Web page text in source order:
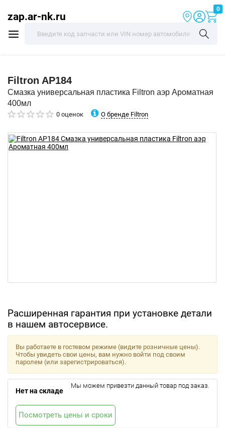
zap.ar-nk.ru
0
Filtron AP184
Смазка универсальная пластика Filtron аэр Ароматная
400мл
0 оценок О бренде Filtron
Расширенная гарантия при установке детали
в нашем автосервисе.
Вы работаете в гостевом режиме (видите розничные цены).
Чтобы увидеть свои цены, вам нужно войти под своим
паролем (или зарегистрироваться).
Нет на складе
Мы можем привезти данный товар под заказ.
Посмотреть цены и сроки